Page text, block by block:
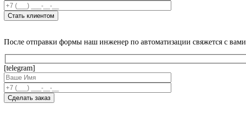
После отправки формы наш инженер по автоматизации свяжется с вами
[telegram]